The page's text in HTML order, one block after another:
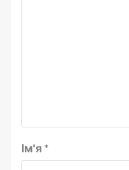
Ім'я *